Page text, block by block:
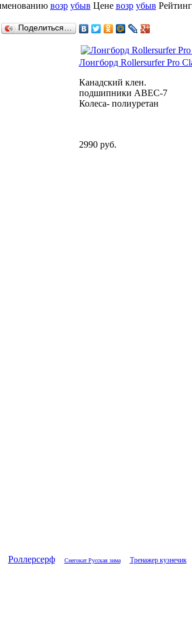
возр убыв Цене возр убыв
Поделиться…
Лонгборд Rollersurfer Pro
Канадский клен.
подшипники ABEC-7
Колеса- полиуретан
2990 руб.
Роллерсерф Снегокат Русская зима Тренажер кузнечик